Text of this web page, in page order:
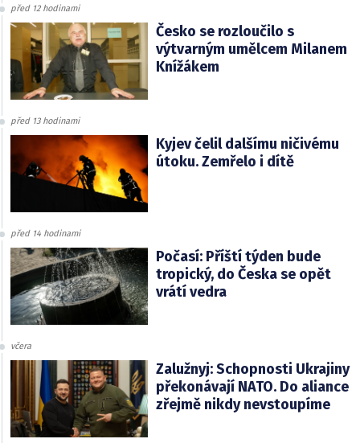
před 12 hodinami
Česko se rozloučilo s
výtvarným umělcem Milanem
Knížákem
před 13 hodinami
Kyjev čelil dalšímu ničivému
útoku. Zemřelo i dítě
před 14 hodinami
Počasí: Příští týden bude
tropický, do Česka se opět
vrátí vedra
včera
Zalužnyj: Schopnosti Ukrajiny
překonávají NATO. Do aliance
zřejmě nikdy nevstoupíme